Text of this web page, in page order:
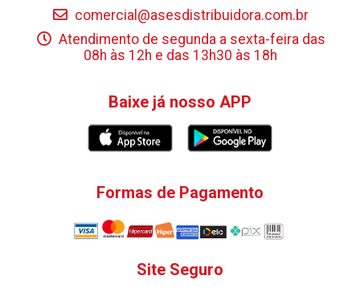
comercial@asesdistribuidora.com.br
Atendimento de segunda a sexta-feira das
08h às 12h e das 13h30 às 18h
Baixe já nosso APP
Formas de Pagamento
Site Seguro